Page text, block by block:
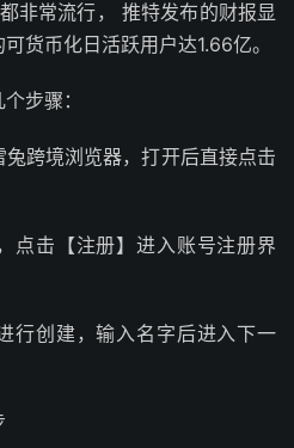
非常流行， 推特发布的财报显
货币化日活跃用户达1.66亿。
步骤：
跨境浏览器，打开后直接点击
点击【注册】进入账号注册界
行创建，输入名字后进入下一